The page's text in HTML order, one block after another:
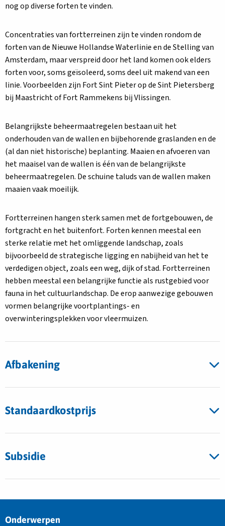
nog op diverse forten te vinden.
Concentraties van fortterreinen zijn te vinden rondom de
forten van de Nieuwe Hollandse Waterlinie en de Stelling van
Amsterdam, maar verspreid door het land komen ook elders
forten voor, soms geïsoleerd, soms deel uit makend van een
linie. Voorbeelden zijn Fort Sint Pieter op de Sint Pietersberg
bij Maastricht of Fort Rammekens bij Vlissingen.
Belangrijkste beheermaatregelen bestaan uit het
onderhouden van de wallen en bijbehorende graslanden en de
(al dan niet historische) beplanting. Maaien en afvoeren van
het maaisel van de wallen is één van de belangrijkste
beheermaatregelen. De schuine taluds van de wallen maken
maaien vaak moeilijk.
Fortterreinen hangen sterk samen met de fortgebouwen, de
fortgracht en het buitenfort. Forten kennen meestal een
sterke relatie met het omliggende landschap, zoals
bijvoorbeeld de strategische ligging en nabijheid van het te
verdedigen object, zoals een weg, dijk of stad. Fortterreinen
hebben meestal een belangrijke functie als rustgebied voor
fauna in het cultuurlandschap. De erop aanwezige gebouwen
vormen belangrijke voortplantings- en
overwinteringsplekken voor vleermuizen.
Afbakening
Standaardkostprijs
Subsidie
Site
Onderwerpen